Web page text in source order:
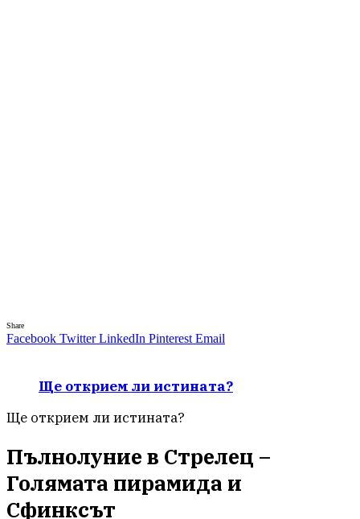
Share
Facebook Twitter LinkedIn Pinterest Email
Ще открием ли истината?
Ще открием ли истината?
Пълнолуние в Стрелец –
Голямата пирамида и
Сфинксът